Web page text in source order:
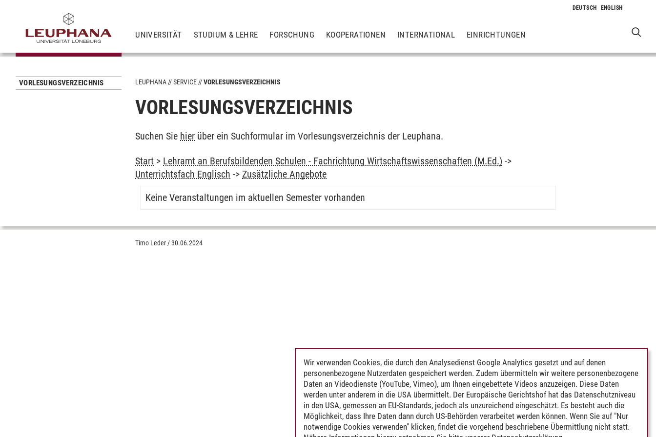
UNIVERSITÄT STUDIUM & LEHRE FORSCHUNG KOOPERATIONEN INTERNATIONAL EINRICHTUNGEN
VORLESUNGSVERZEICHNIS LEUPHANA SERVICE VORLESUNGSVERZEICHNIS
VORLESUNGSVERZEICHNIS
Suchen Sie hier über ein Suchformular im Vorlesungsverzeichnis der Leuphana.
Start > Lehramt an Berufsbildenden Schulen - Fachrichtung Wirtschaftswissenschaften (M.Ed.) ->
Unterrichtsfach Englisch -> Zusätzliche Angebote
Keine Veranstaltungen im aktuellen Semester vorhanden
Timo Leder /30.06.2024
Wir verwenden Cookies, die durch den Analysedienst Google Analytics gesetzt und auf denen
personenbezogene Nutzerdaten gespeichert werden. Zudem übermitteln wir weitere personenbezogene
Daten an Videodienste (YouTube, Vimeo), um Ihnen eingebettete Videos anzuzeigen. Diese Daten
werden unter anderem in die USA übermittelt. Der Europäische Gerichtshof hat das Datenschutzniveau
in den USA, gemessen an EU-Standards, jedoch als unzureichend eingeschätzt. Es besteht auch die
Möglichkeit, dass Ihre Daten dann durch US-Behörden verarbeitet werden können. Wenn Sie auf "Nur
notwendige Cookies verwenden" klicken, findet die vorgehend beschriebene Übermittlung nicht statt.